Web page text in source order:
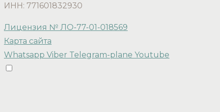
ИНН: 771601832930
Лицензия № ЛО-77-01-018569
Карта сайта
Whatsapp Viber Telegram-plane Youtube